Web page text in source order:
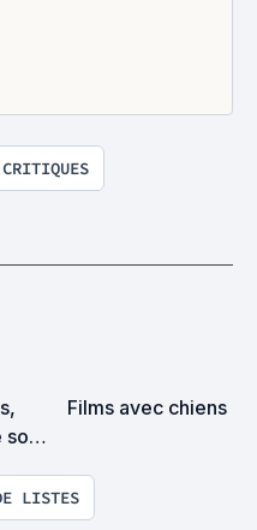
Films avec chiens
LISTES